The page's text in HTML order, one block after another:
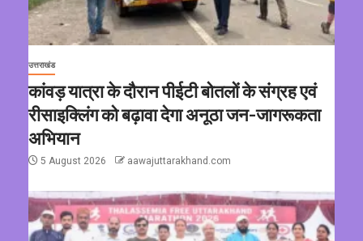
उत्तराखंड
कांवड़ यात्रा के दौरान पीईटी बोतलों के संग्रह एवं
रीसाइक्लिंग को बढ़ावा देगा अनूठा जन-जागरूकता
अभियान
5 August 2026 aawajuttarakhand.com